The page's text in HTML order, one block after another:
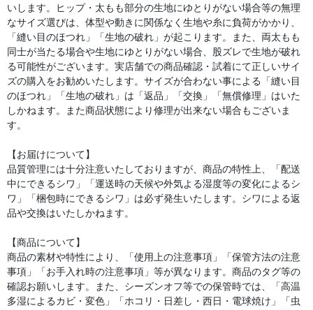
いします。ヒップ・太もも部分の生地にゆとりがない場合等の無理
なサイズ選びは、体型や動きに関係なく生地や糸に負荷がかかり、
「縫い目のほつれ」「生地の破れ」が起こります。また、両太もも
同士が当たる場合や生地にゆとりがない場合、股ズレで生地が破れ
る可能性がございます。実店舗での商品確認・試着にて正しいサイ
ズの購入をお勧めいたします。サイズが合わない事による「縫い目
のほつれ」「生地の破れ」は「返品」「交換」「無償修理」はいた
しかねます。また商品状態により修理が出来ない場合もございま
す。
【お届けについて】
品質管理には十分注意いたしておりますが、商品の特性上、「配送
中にできるシワ」「運送時の天候や外気よる湿度等の変化によるシ
ワ」「梱包時にできるシワ」は必ず発生いたします。シワによる返
品や交換はいたしかねます。
【商品について】
商品の素材や特性により、「使用上の注意事項」「保管方法の注意
事項」「お手入れ時の注意事項」等が異なります。商品のタグ等の
確認お願いします。また、シーズンオフ等での保管時では、「高温
多湿によるカビ・変色」「ホコリ・日差し・西日・電球焼け」「虫